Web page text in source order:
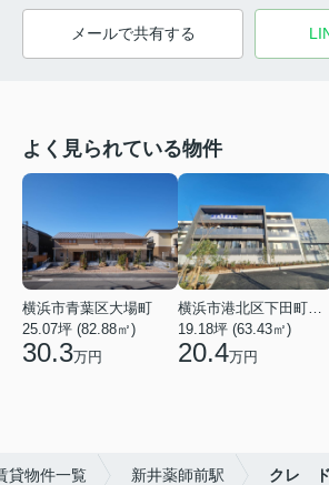
メールで共有する
よく見られている物件
横浜市青葉区大場町
25.07坪 (82.88㎡)
30.3万円
19.18坪 (63.43㎡)
20.4万円
貸物件一覧 新井薬師前駅 クレ